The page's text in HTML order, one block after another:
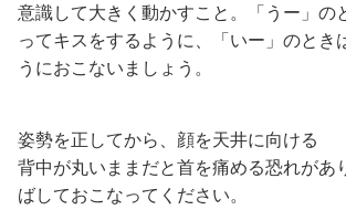
意識して大きく動かすこと。「うー」の
ってキスをするように、「いー」のとき
うにおこないましょう。
姿勢を正してから、顔を天井に向ける
背中が丸いままだと首を痛める恐れがあ
ばしておこなってください。